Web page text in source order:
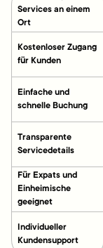
Services an einem
Ort
Kostenloser Zugang
für Kunden
Einfache und
schnelle Buchung
Transparente
Servicedetails
Für Expats und
Einheimische
geeignet
Individueller
Kundensupport